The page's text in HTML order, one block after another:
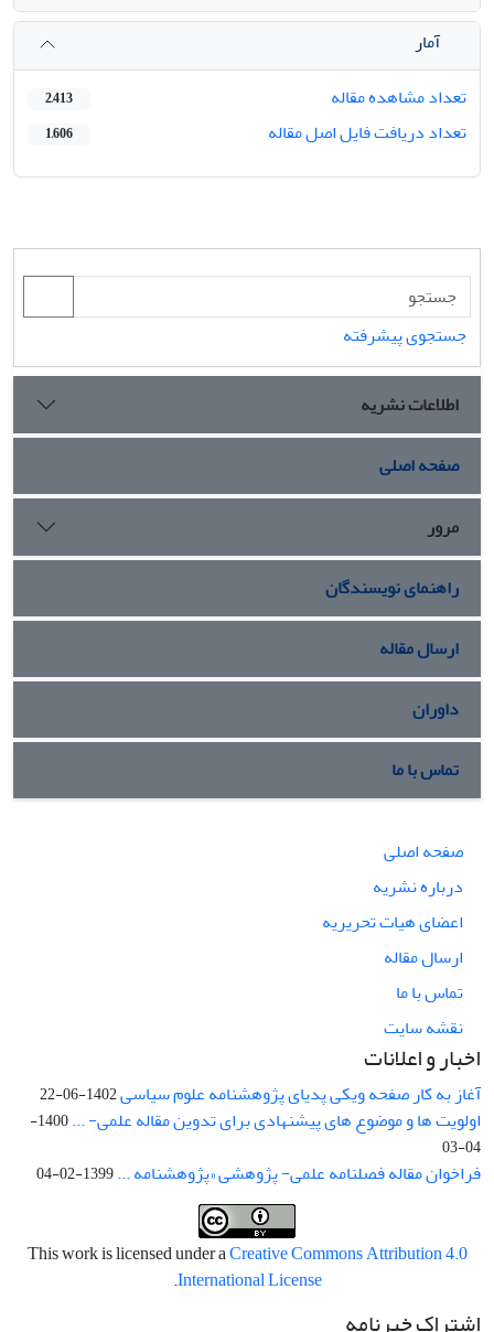
آمار
تعداد مشاهده مقاله
2,413
تعداد دریافت فایل اصل مقاله 1,606
جستجوی پیشرفته
اطلاعات نشریه
صفحه اصلی
مرور
راهنمای نویسندگان
ارسال مقاله
داوران
تماس با ما
صفحه اصلی
درباره نشریه
اعضای هیات تحریریه
ارسال مقاله
تماس با ما
نقشه سایت
اخبار و اعلانات
آغاز به کار صفحه ویکی پدیای پژوهشنامه علوم سیاسی1402-06-22
اولویت ها و موضوع های پیشنهادی برای تدوین مقاله علمی- ...
1400-
04-03
فراخوان مقاله فصلنامه علمی- پژوهشی «پژوهشنامه ...1399-02-04
This work is licensed under aCreative Commons Attribution 4.0
International License
.